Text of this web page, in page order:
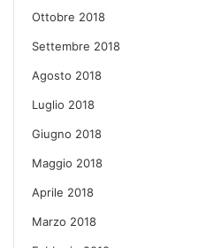
Ottobre 2018
Settembre 2018
Agosto 2018
Luglio 2018
Giugno 2018
Maggio 2018
Aprile 2018
Marzo 2018